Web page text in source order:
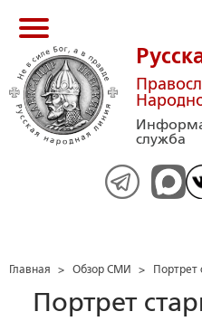
служба
Главная > Обзор СМИ > Портрет
Портрет